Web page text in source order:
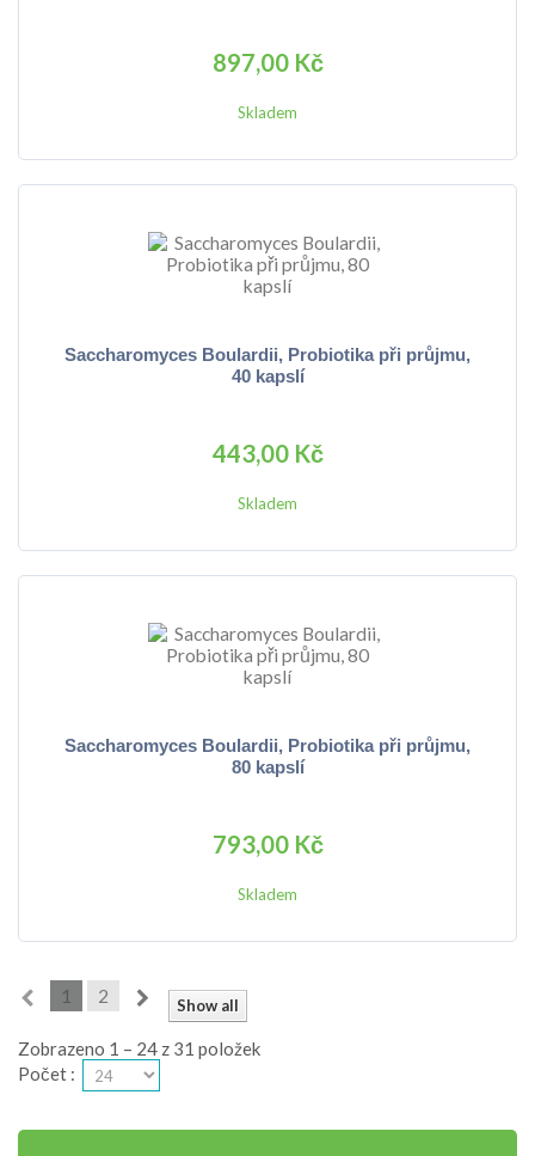
897,00 Kč
Skladem
Saccharomyces Boulardii, Probiotika při průjmu,
40 kapslí
443,00 Kč
Skladem
Saccharomyces Boulardii, Probiotika při průjmu,
80 kapslí
793,00 Kč
Skladem
Show all
1 2
Zobrazeno 1 – 24 z 31 položek
Počet :